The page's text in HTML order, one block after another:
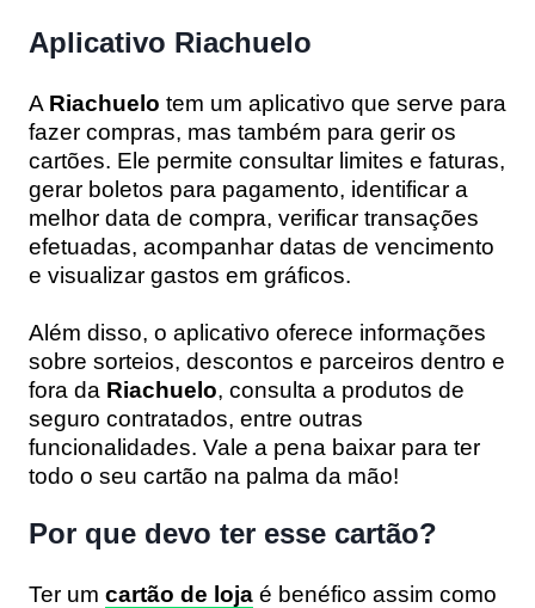
Aplicativo Riachuelo
A Riachuelo tem um aplicativo que serve para
fazer compras, mas também para gerir os
cartões. Ele permite consultar limites e faturas,
gerar boletos para pagamento, identificar a
melhor data de compra, verificar transações
efetuadas, acompanhar datas de vencimento
e visualizar gastos em gráficos.
Além disso, o aplicativo oferece informações
sobre sorteios, descontos e parceiros dentro e
fora da Riachuelo, consulta a produtos de
seguro contratados, entre outras
funcionalidades. Vale a pena baixar para ter
todo o seu cartão na palma da mão!
Por que devo ter esse cartão?
Ter um cartão de loja é benéfico assim como